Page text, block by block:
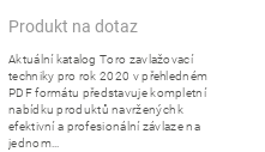
Produkt na dotaz
Aktuální katalog Toro zavlažovací
techniky pro rok 2020 v přehledném
PDF formátu představuje kompletní
nabídku produktů navržených k
efektivní a profesionální závlaze na
jednom...